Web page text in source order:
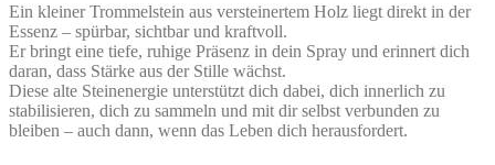
Ein kleiner Trommelstein aus versteinertem Holz liegt direkt in der
Essenz – spürbar, sichtbar und kraftvoll.
Er bringt eine tiefe, ruhige Präsenz in dein Spray und erinnert dich
daran, dass Stärke aus der Stille wächst.
Diese alte Steinenergie unterstützt dich dabei, dich innerlich zu
stabilisieren, dich zu sammeln und mit dir selbst verbunden zu
bleiben – auch dann, wenn das Leben dich herausfordert.